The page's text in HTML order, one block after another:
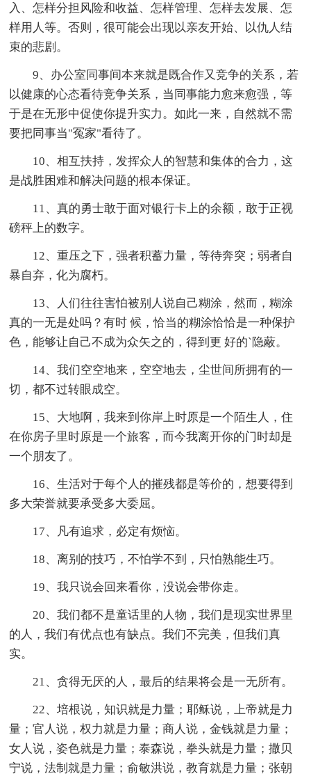
入、怎样分担风险和收益、怎样管理、怎样去发展、怎
样用人等。否则，很可能会出现以亲友开始、以仇人结
束的悲剧。
9、办公室同事间本来就是既合作又竞争的关系，若
以健康的心态看待竞争关系，当同事能力愈来愈强，等
于是在无形中促使你提升实力。如此一来，自然就不需
要把同事当"冤家"看待了。
10、相互扶持，发挥众人的智慧和集体的合力，这
是战胜困难和解决问题的根本保证。
11、真的勇士敢于面对银行卡上的余额，敢于正视
磅秤上的数字。
12、重压之下，强者积蓄力量，等待奔突；弱者自
暴自弃，化为腐朽。
13、人们往往害怕被别人说自己糊涂，然而，糊涂
真的一无是处吗？有时 候，恰当的糊涂恰恰是一种保护
色，能够让自己不成为众矢之的，得到更 好的`隐蔽。
14、我们空空地来，空空地去，尘世间所拥有的一
切，都不过转眼成空。
15、大地啊，我来到你岸上时原是一个陌生人，住
在你房子里时原是一个旅客，而今我离开你的门时却是
一个朋友了。
16、生活对于每个人的摧残都是等价的，想要得到
多大荣誉就要承受多大委屈。
17、凡有追求，必定有烦恼。
18、离别的技巧，不怕学不到，只怕熟能生巧。
19、我只说会回来看你，没说会带你走。
20、我们都不是童话里的人物，我们是现实世界里
的人，我们有优点也有缺点。我们不完美，但我们真
实。
21、贪得无厌的人，最后的结果将会是一无所有。
22、培根说，知识就是力量；耶稣说，上帝就是力
量；官人说，权力就是力量；商人说，金钱就是力量；
女人说，姿色就是力量；泰森说，拳头就是力量；撒贝
宁说，法制就是力量；俞敏洪说，教育就是力量；张朝